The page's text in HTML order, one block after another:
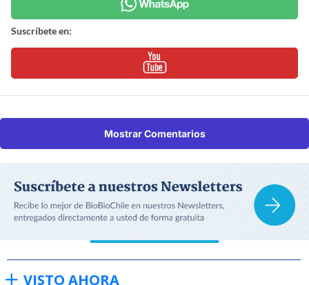
Suscríbete en:
Mostrar Comentarios
VISTO AHORA